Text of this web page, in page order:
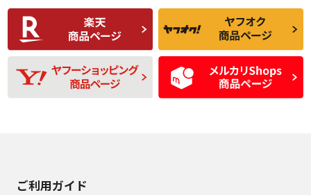
C
比較的きれいな中古
品
C
られるが、使用に問
題のない中古品
D
使用感や目立つ傷が
あり、一般的な中古
品
D
残り溝も少なく、偏
磨耗がみられ、短期
間使用できるくらい
の中古品
ご利用ガイド